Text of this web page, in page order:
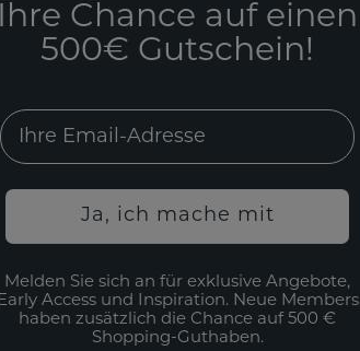
Ihre Chance auf einen
500€ Gutschein!
EMail
Ja, ich mache mit
Melden Sie sich an für exklusive Angebote,
Access und Inspiration. Neue Members
haben zusätzlich die Chance auf 500 €
Shopping-Guthaben.